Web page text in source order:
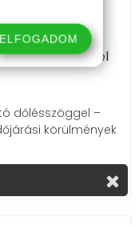
dőlésszöggel
dőlésszöggel –
körülmények
ELFOGADOM